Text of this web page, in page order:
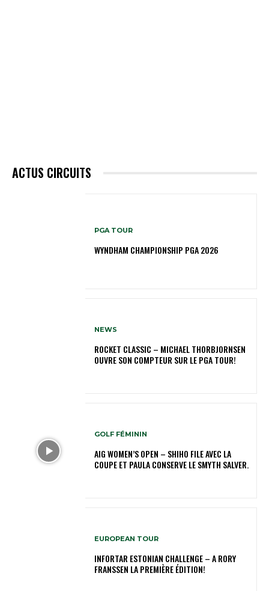
ACTUS CIRCUITS
PGA TOUR
WYNDHAM CHAMPIONSHIP PGA 2026
NEWS
ROCKET CLASSIC – MICHAEL THORBJORNSEN
OUVRE SON COMPTEUR SUR LE PGA TOUR!
GOLF FÉMININ
AIG WOMEN’S OPEN – SHIHO FILE AVEC LA
COUPE ET PAULA CONSERVE LE SMYTH SALVER.
EUROPEAN TOUR
INFORTAR ESTONIAN CHALLENGE – A RORY
FRANSSEN LA PREMIÈRE ÉDITION!